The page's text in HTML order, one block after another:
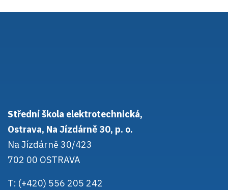
Střední škola elektrotechnická,
Ostrava, Na Jízdárně 30, p. o.
Na Jízdárně 30/423
702 00 OSTRAVA
T: (+420) 556 205 242